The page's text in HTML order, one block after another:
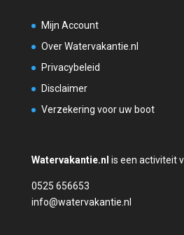
Mijn Account
Over Watervakantie.nl
Privacybeleid
Disclaimer
Verzekering voor uw boot
Watervakantie.nl is een activiteit
0525 656653
info@watervakantie.nl